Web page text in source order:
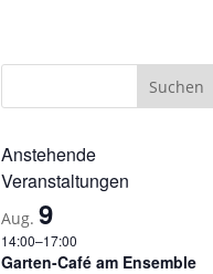
Anstehende
Veranstaltungen
Aug.9
14:00–17:00
Garten-Café am Ensemble